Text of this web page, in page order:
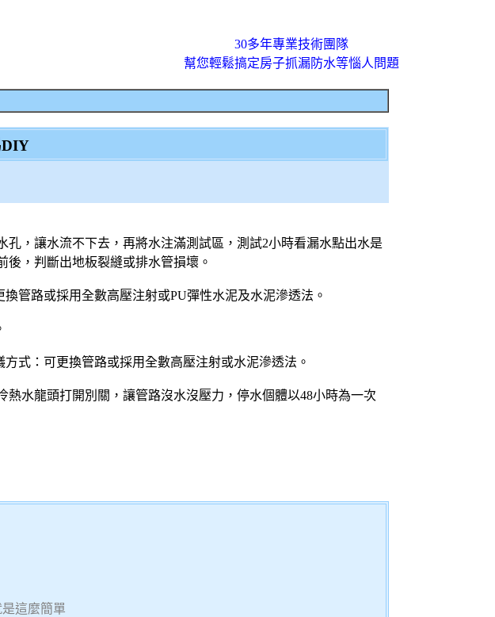
30多年專業技術團隊
幫您輕鬆搞定房子抓漏防水等惱人問題
DIY
，讓水流不下去，再將水注滿測試區，測試2小時看漏水點出水是
，判斷出地板裂縫或排水管損壞。
管路或採用全數高壓注射或PU彈性水泥及水泥滲透法。
式：可更換管路或採用全數高壓注射或水泥滲透法。
水龍頭打開別關，讓管路沒水沒壓力，停水個體以48小時為一次
這麼簡單